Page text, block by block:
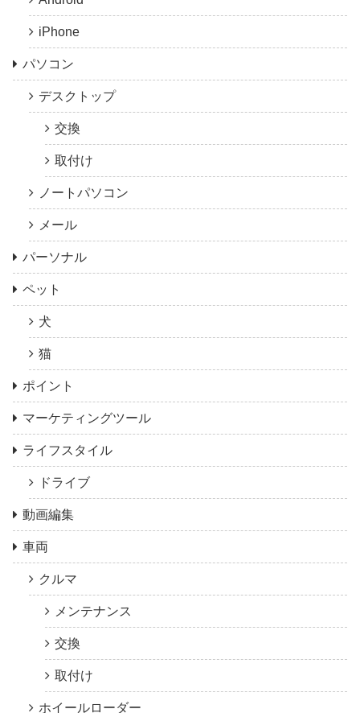
iPhone
パソコン
デスクトップ
交換
取付け
ノートパソコン
メール
パーソナル
ペット
犬
猫
ポイント
マーケティングツール
ライフスタイル
ドライブ
動画編集
車両
クルマ
メンテナンス
交換
取付け
ホイールローダー